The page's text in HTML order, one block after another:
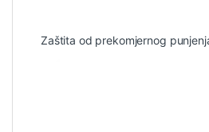
Zaštita od prekomjernog